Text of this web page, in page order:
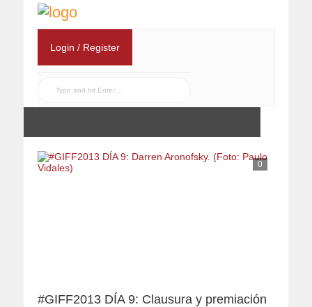
Login / Register
0
#GIFF2013 DÍA 9: Clausura y premiación